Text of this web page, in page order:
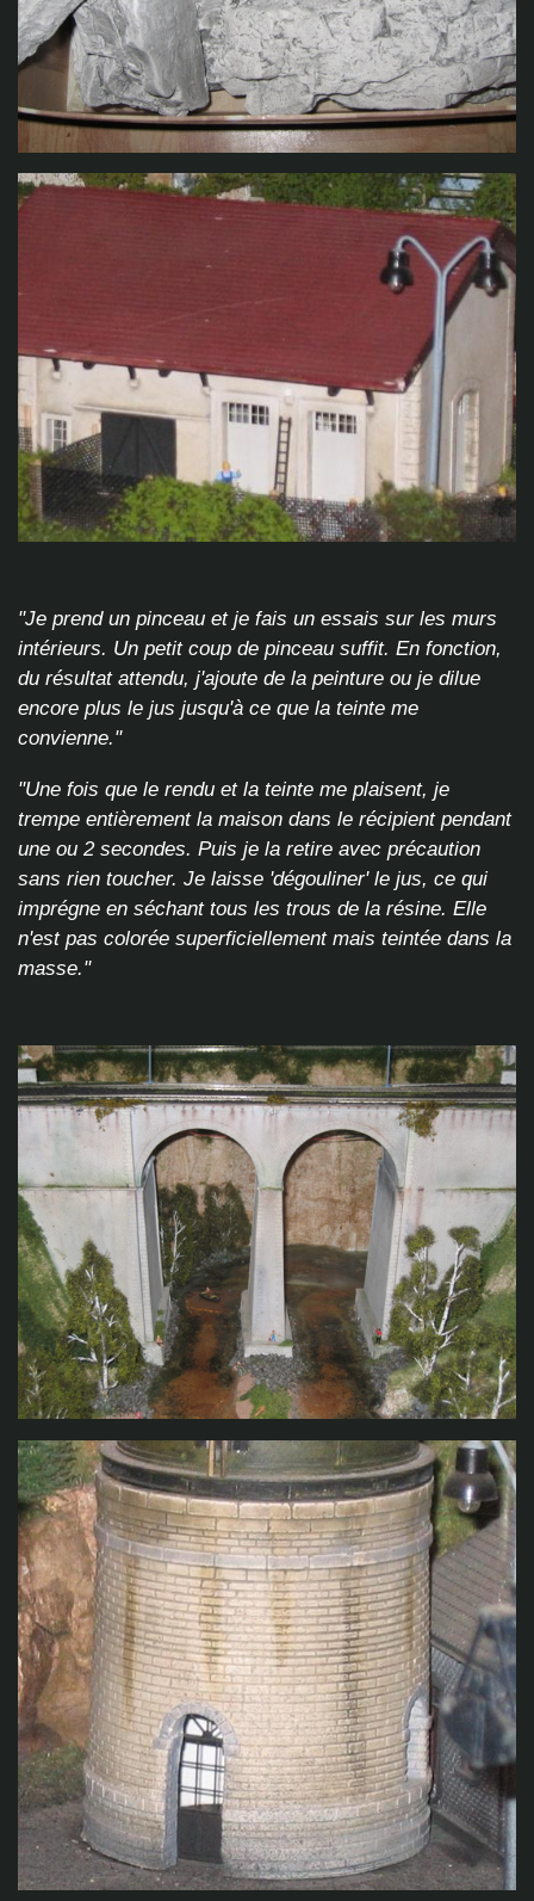
"Je prend un pinceau et je fais un essais sur les murs
intérieurs. Un petit coup de pinceau suffit. En fonction,
du résultat attendu, j'ajoute de la peinture ou je dilue
encore plus le jus jusqu'à ce que la teinte me
convienne."
"Une fois que le rendu et la teinte me plaisent, je
trempe entièrement la maison dans le récipient pendant
une ou 2 secondes. Puis je la retire avec précaution
sans rien toucher. Je laisse 'dégouliner' le jus, ce qui
imprégne en séchant tous les trous de la résine. Elle
n'est pas colorée superficiellement mais teintée dans la
masse."